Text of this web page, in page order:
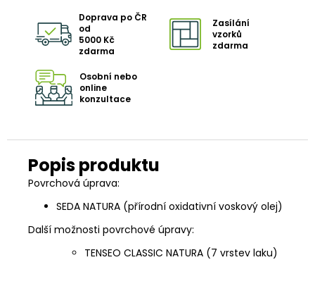
Doprava po ČR
od
5000 Kč
zdarma
Zasílání
vzorků
zdarma
Osobní nebo
online
konzultace
Povrchová úprava:
SEDA NATURA (přírodní oxidativní voskový olej)
Další možnosti povrchové úpravy:
TENSEO CLASSIC NATURA (7 vrstev laku)